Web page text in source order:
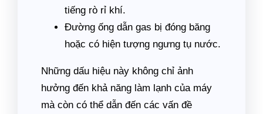
tiếng rò rỉ khí.
Đường ống dẫn gas bị đóng băng
hoặc có hiện tượng ngưng tụ nước.
Những dấu hiệu này không chỉ ảnh
hưởng đến khả năng làm lạnh của máy
mà còn có thể dẫn đến các vấn đề